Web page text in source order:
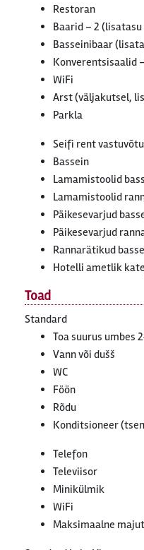
Restoran
Baarid – 2
Basseinibaar
Konverentsisaalid
WiFi
Arst (väljakutsel,
Parkla
Seifi rent
Bassein
Lamamistoolid
Lamamistoolid
Päikesevarjud
Päikesevarjud
Rannarätikud
Hotelli ametlik
Toad
Standard
Toa suurus umbes
Vann või dušš
WC
Föön
Rõdu
Konditsioneer
Telefon
Televiisor
Minikülmik
WiFi
Maksimaalne